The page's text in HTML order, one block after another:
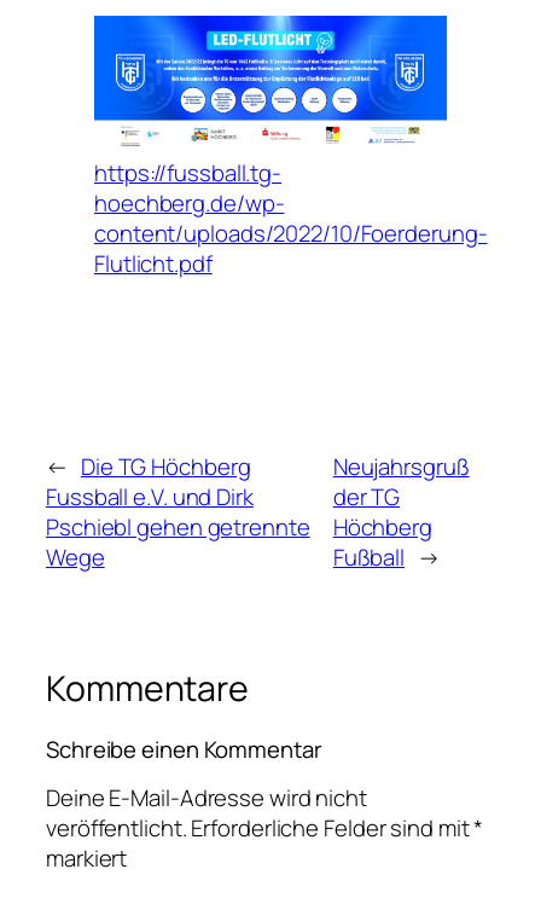
https://fussball.tg-
hoechberg.de/wp-
content/uploads/2022/10/Foerderung-
Flutlicht.pdf
← Die TG Höchberg
Fussball e.V. und Dirk
Pschiebl gehen getrennte
Wege
Neujahrsgruß
der TG
Höchberg
Fußball →
Kommentare
Schreibe einen Kommentar
Deine E-Mail-Adresse wird nicht
veröffentlicht.Erforderliche Felder sind mit*
markiert